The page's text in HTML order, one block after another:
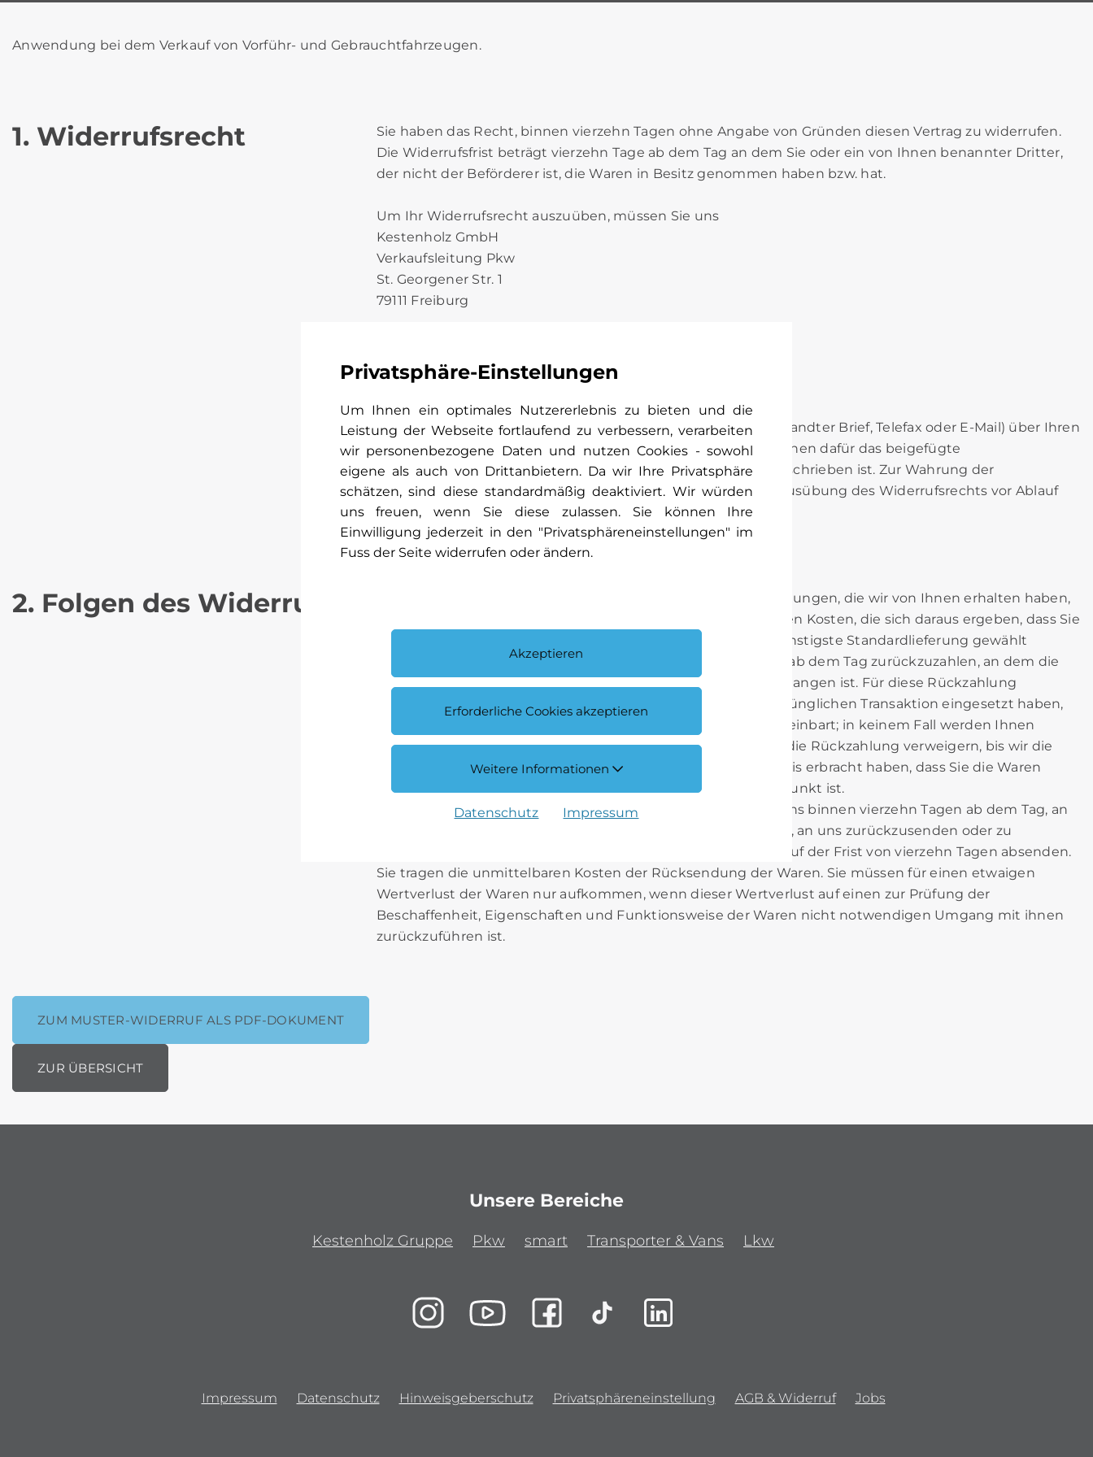
Privatsphäre-Einstellungen
Um Ihnen ein optimales Nutzererlebnis zu bieten und die
Leistung der Webseite fortlaufend zu verbessern, verarbeiten
wir personenbezogene Daten und nutzen Cookies - sowohl
eigene als auch von Drittanbietern. Da wir Ihre Privatsphäre
schätzen, sind diese standardmäßig deaktiviert. Wir würden
uns freuen, wenn Sie diese zulassen. Sie können Ihre
Einwilligung jederzeit in den "Privatsphäreneinstellungen" im
Fuss der Seite widerrufen oder ändern.
Akzeptieren
Erforderliche Cookies akzeptieren
Weitere Informationen
Datenschutz Impressum
Anwendung bei dem Verkauf von Vorführ- und Gebrauchtfahrzeugen.
1. Widerrufsrecht
Sie haben das Recht, binnen vierzehn Tagen ohne Angabe von Gründen diesen Vertrag zu widerrufen.
Die Widerrufsfrist beträgt vierzehn Tage ab dem Tag an dem Sie oder ein von Ihnen benannter Dritter,
der nicht der Beförderer ist, die Waren in Besitz genommen haben bzw. hat.
Um Ihr Widerrufsrecht auszuüben, müssen Sie uns
Kestenholz GmbH
Verkaufsleitung Pkw
St. Georgener Str. 1
79111 Freiburg
Fax: +49 761 495 444
freiburg@kestenholzgruppe.com
mittels einer eindeutigen Erklärung (z.B. ein mit der Post versandter Brief, Telefax oder E-Mail) über Ihren
Entschluss, diesen Vertrag zu widerrufen, informieren. Sie können dafür das beigefügte
MusterWiderrufsformular verwenden, das jedoch nicht vorgeschrieben ist. Zur Wahrung der
Widerrufsfrist reicht es aus, dass Sie die Mitteilung über die Ausübung des Widerrufsrechts vor Ablauf
der Widerrufsfrist absenden.
2. Folgen des Widerrufs
Wenn Sie diesen Vertrag widerrufen, haben wir Ihnen alle Zahlungen, die wir von Ihnen erhalten haben,
einschließlich der Lieferkosten (mit Ausnahme der zusätzlichen Kosten, die sich daraus ergeben, dass Sie
eine andere Art der Lieferung als die von uns angebotene, günstigste Standardlieferung gewählt
haben), unverzüglich und spätestens binnen vierzehn Tagen ab dem Tag zurückzuzahlen, an dem die
Mitteilung über Ihren Widerruf dieses Vertrags bei uns eingegangen ist. Für diese Rückzahlung
verwenden wir dasselbe Zahlungsmittel, das Sie bei der ursprünglichen Transaktion eingesetzt haben,
es sei denn, mit Ihnen wurde ausdrücklich etwas anderes vereinbart; in keinem Fall werden Ihnen
wegen dieser Rückzahlung Entgelte berechnet. Wir können die Rückzahlung verweigern, bis wir die
Waren wieder zurückerhalten haben oder bis Sie den Nachweis erbracht haben, dass Sie die Waren
zurückgesandt haben, je nachdem, welches der frühere Zeitpunkt ist.
Sie haben die Waren unverzüglich und in jedem Fall spätestens binnen vierzehn Tagen ab dem Tag, an
dem Sie uns über den Widerruf dieses Vertrages unterrichten, an uns zurückzusenden oder zu
übergeben. Die Frist ist gewahrt, wenn Sie die Waren vor Ablauf der Frist von vierzehn Tagen absenden.
Sie tragen die unmittelbaren Kosten der Rücksendung der Waren. Sie müssen für einen etwaigen
Wertverlust der Waren nur aufkommen, wenn dieser Wertverlust auf einen zur Prüfung der
Beschaffenheit, Eigenschaften und Funktionsweise der Waren nicht notwendigen Umgang mit ihnen
zurückzuführen ist.
ZUM MUSTER-WIDERRUF ALS PDF-DOKUMENT
ZUR ÜBERSICHT
Unsere Bereiche
Kestenholz Gruppe Pkw smart Transporter & Vans Lkw
Impressum Datenschutz Hinweisgeberschutz Privatsphäreneinstellung AGB & Widerruf Jobs